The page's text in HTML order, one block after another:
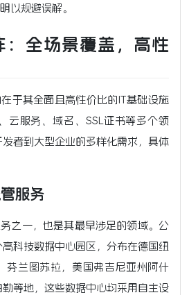
以规避误解。
：全场景覆盖，高性
于其全面且高性价比的IT基础设施
云服务、域名、SSL证书等多个领
者到大型企业的多样化需求，具体
服务
之一，也是其最早涉足的领域。公
科技数据中心园区，分布在德国纽
芬兰图苏拉，美国弗吉尼亚州阿什
等地，这些数据中心均采用自主设